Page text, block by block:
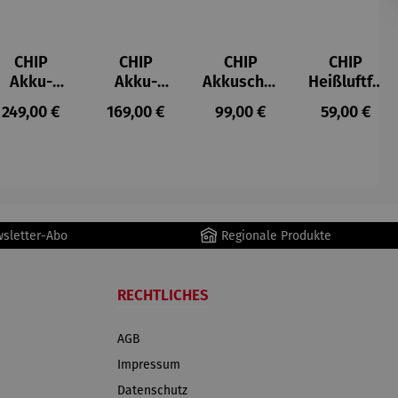
CHIP
Akku-
Staubsau
ger
Regulärer Preis:
249,00 €
CHIP
Akku-
Staubsau
ger DS02
Regulärer Preis:
169,00 €
CHIP
Akkuschra
uber
Regulärer Preis:
99,00 €
CHIP
Heißluftfri
tteuse
Regulärer
59,00 €
Abo Regionale Produkte
RECHTLICHES
AGB
Impressum
Datenschutz